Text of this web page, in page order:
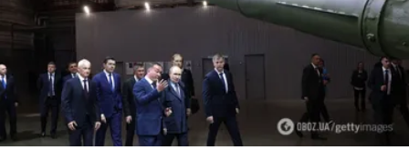
залишився майже без ракет: як бути Україні?
Інтерв’ю з Мельником
Думка, що в Росії закінчаться балістичні ракети, вкрай
небезпечна, наголосив експерт
7 годин тому 32,2 т.